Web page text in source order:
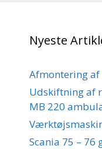
Nyeste
Afmontering af
Udskiftning af
MB 220
Scania 75 – 76